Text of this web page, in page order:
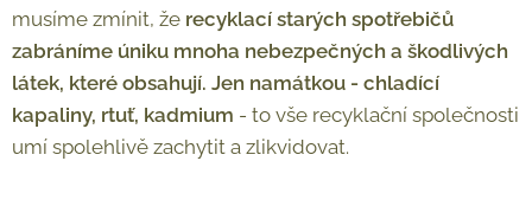
musíme zmínit, že recyklací starých spotřebičů
zabráníme úniku mnoha nebezpečných a škodlivých
látek, které obsahují. Jen namátkou - chladící
kapaliny, rtuť, kadmium - to vše recyklační společnosti
umí spolehlivě zachytit a zlikvidovat.